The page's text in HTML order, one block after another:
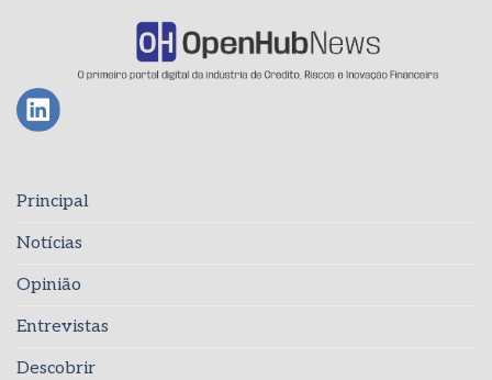
Principal
Notícias
Opinião
Entrevistas
Descobrir